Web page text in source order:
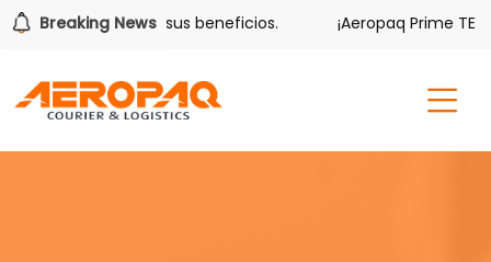
Breaking News
también tiene sus beneficios. ¡Aeropaq Prime TE DA